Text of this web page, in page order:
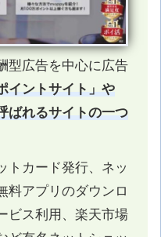
型広告を中心に広告
イントサイト」や
ばれるサイトの一つ
トカード発行、ネッ
料アプリのダウンロ
ビス利用、楽天市場